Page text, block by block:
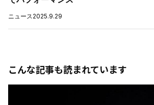
ニュース 2025.9.29
こんな記事も読まれています